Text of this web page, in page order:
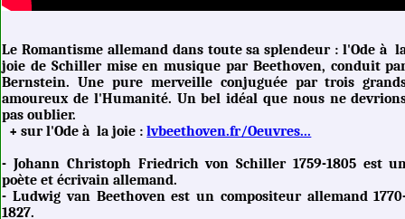
Le Romantisme allemand dans toute sa splendeur : l'Ode à
joie de Schiller mise en musique par Beethoven, conduit
Bernstein. Une pure merveille conjuguée par trois
amoureux de l'Humanité. Un bel idéal que nous ne
pas oublier.
+ sur l'Ode à la joie :lvbeethoven.fr/Oeuvres...
- Johann Christoph Friedrich von Schiller 1759-1805 est
poète et écrivain allemand.
- Ludwig van Beethoven est un compositeur allemand
1827.